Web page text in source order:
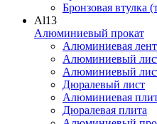
Бронзовая втулка
Al13
Алюминиевый прокат
Алюминиевая
Алюминиевый
Алюминиевый
Дюралевый лист
Алюминиевая
Дюралевая плита